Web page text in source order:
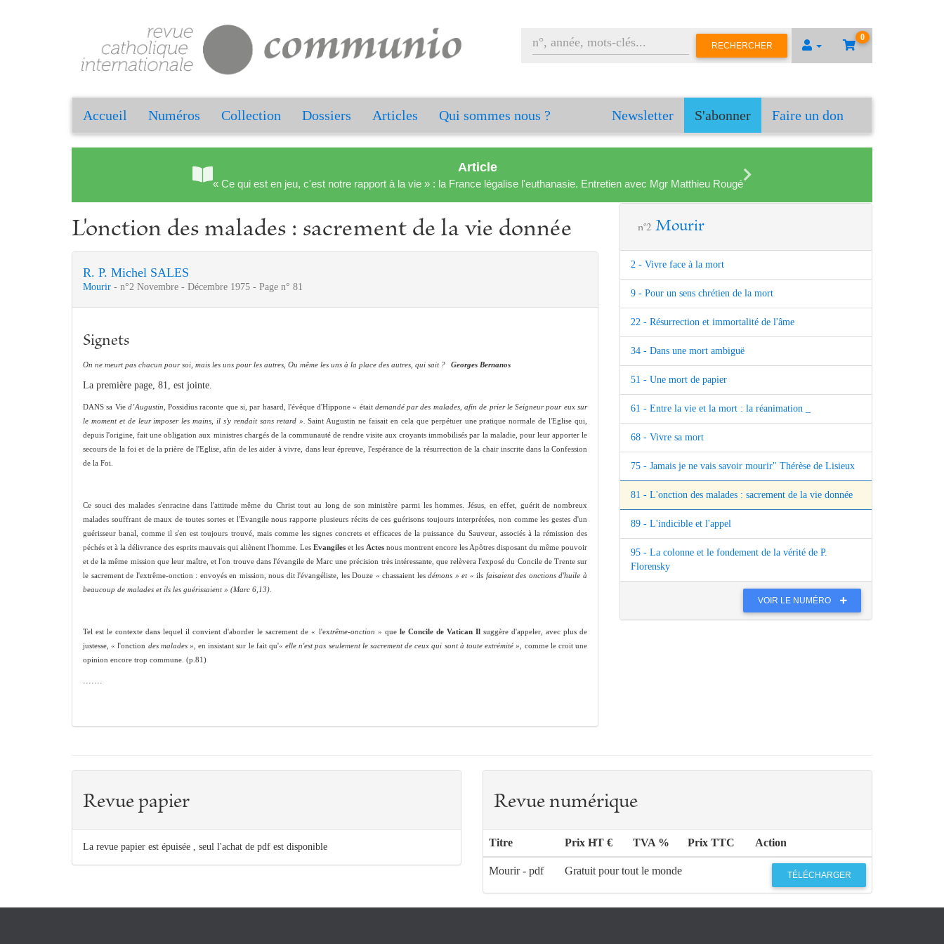
0
RECHERCHER
Accueil Numéros Collection Dossiers Articles Qui sommes nous ? Newsletter S'abonner Faire un don
Article
« Ce qui est en jeu, c'est notre rapport à la vie » : la France légalise l'euthanasie. Entretien avec Mgr Matthieu Rougé
L'onction des malades : sacrement de la vie donnée
R. P. Michel SALES
Mourir - n°2 Novembre - Décembre 1975 - Page n° 81
Signets
On ne meurt pas chacun pour soi, mais les uns pour les autres, Ou même les uns à la place des autres, qui sait ? Georges Bernanos
La première page, 81, est jointe.
DANS sa Vie d’Augustin,Possidius raconte que si, par hasard, l'évêque d'Hippone « était demandé par des malades, afin de prier le Seigneur pour eux sur
le moment et de leur imposer les mains, il s'y rendait sans retard ».Saint Augustin ne faisait en cela que perpétuer une pratique normale de l'Eglise qui,
depuis l'origine, fait une obligation aux ministres chargés de la communauté de rendre visite aux croyants immobilisés par la maladie, pour leur apporter le
secours de la foi et de la prière de l'Eglise, afin de les aider à vivre, dans leur épreuve, l'espérance de la résurrection de la chair inscrite dans la Confession
de la Foi.
Ce souci des malades s'enracine dans l'attitude même du Christ tout au long de son ministère parmi les hommes. Jésus, en effet, guérit de nombreux
malades souffrant de maux de toutes sortes et l'Evangile nous rapporte plusieurs récits de ces guérisons toujours interprétées, non comme les gestes d'un
guérisseur banal, comme il s'en est toujours trouvé, mais comme les signes concrets et efficaces de la puissance du Sauveur, associés à la rémission des
péchés et à la délivrance des esprits mauvais qui aliènent l'homme. Les Evangiles et les Actes nous montrent encore les Apôtres disposant du même pouvoir
et de la même mission que leur maître, et l'on trouve dans l'évangile de Marc une précision très intéressante, que relèvera l'exposé du Concile de Trente sur
le sacrement de l'extrême‑onction : envoyés en mission, nous dit l'évangéliste, les Douze « chassaient lesdémons » et « ils faisaient des onctions d'huile à
beaucoup de malades et ils les guérissaient » (Marc 6,13).
Tel est le contexte dans lequel il convient d'aborder le sacrement de « l'extrême‑onction » que le Concile de Vatican Il suggère d'appeler, avec plus de
justesse, « l'onction des malades »,en insistant sur le fait qu'«elle n'est pas seulement le sacrement de ceux qui sont à toute extrémité », comme le croit une
opinion encore trop commune. (p.81)
.......
n°2 Mourir
2 - Vivre face à la mort
9 - Pour un sens chrétien de la mort
22 - Résurrection et immortalité de l'âme
34 - Dans une mort ambiguë
51 - Une mort de papier
61 - Entre la vie et la mort : la réanimation _
68 - Vivre sa mort
75 - Jamais je ne vais savoir mourir" Thérèse de Lisieux
81 - L'onction des malades : sacrement de la vie donnée
89 - L'indicible et l'appel
95 - La colonne et le fondement de la vérité de P.
Florensky
VOIR LE NUMÉRO
Revue papier
La revue papier est épuisée , seul l'achat de pdf est disponible
Revue numérique
Titre Prix HT € TVA % Prix TTC Action
Mourir - pdf Gratuit pour tout le monde TÉLÉCHARGER